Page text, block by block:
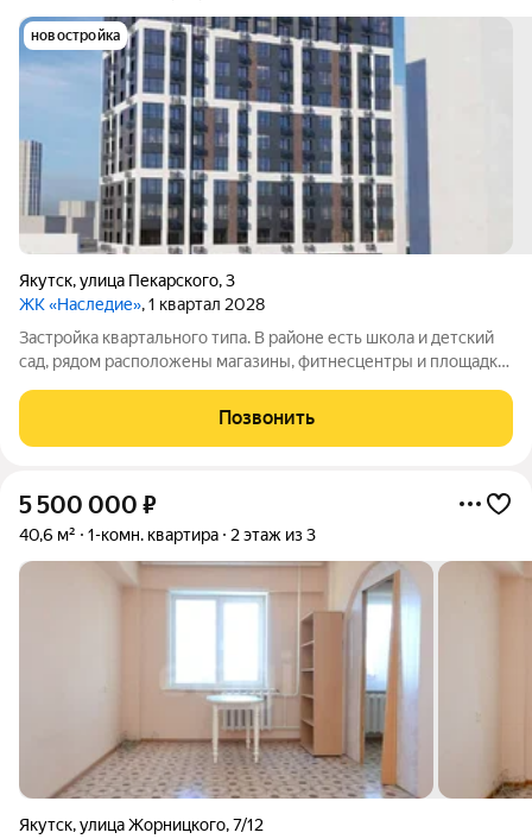
новостройка
Якутск,улица Пекарского,3
ЖК «Наследие», 1 квартал 2028
Застройка квартального типа. В районе есть школа и детский
сад, рядом расположены магазины, фитнесцентры и площадки
Позвонить
5 500 000 ₽
40,6 м² 1-комн. квартира 2 этаж из 3
Якутск,улица Жорницкого,7/12